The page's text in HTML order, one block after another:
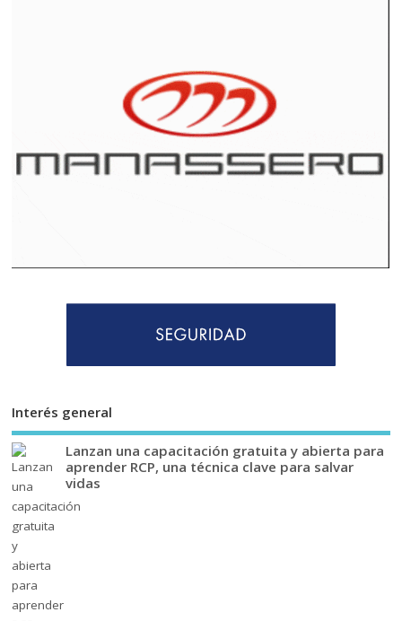
Interés general
Lanzan una capacitación gratuita y abierta para
aprender RCP, una técnica clave para salvar
vidas